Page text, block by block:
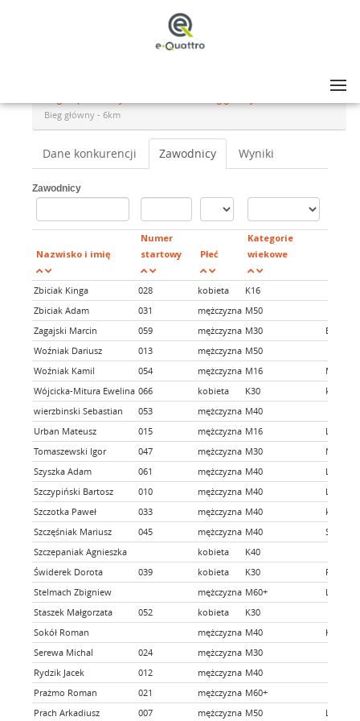
Bieg główny - 6km
Dane konkurencji Zawodnicy Wyniki
Zawodnicy
Nazwisko i imię
Numer
startowy
Płeć
Kategorie
wiekowe
Zbiciak Kinga 028 kobieta
K16
Zbiciak Adam
031 mężczyzna M50
Zagajski Marcin
059 mężczyzna M30
Brak
Woźniak Dariusz
013 mężczyzna M50
Woźniak Kamil
054 mężczyzna M16
Wójcicka-Mitura Ewelina 066 kobieta K30
kocka
wierzbinski Sebastian
053 mężczyzna M40
Urban Mateusz
015 mężczyzna M16
Lewart
Tomaszewski Igor
047 mężczyzna M30
Niemce
Szyszka Adam
061 mężczyzna M40
Szczypiński Bartosz
010 mężczyzna M40
Szczotka Paweł
033 mężczyzna M40
kocka
Szczęśniak Mariusz
045 mężczyzna M40
Saint-
Szczepaniak Agnieszka
kobieta
K40
Świderek Dorota
039 kobieta K30
PZU
Stelmach Zbigniew
mężczyzna M60+
Staszek Małgorzata
052 kobieta
K30
Sokół Roman
mężczyzna M40
Serewa Michal
024 mężczyzna M30
Rydzik Jacek
012 mężczyzna M40
Prażmo Roman
021 mężczyzna M60+
Prach Arkadiusz
007 mężczyzna M50